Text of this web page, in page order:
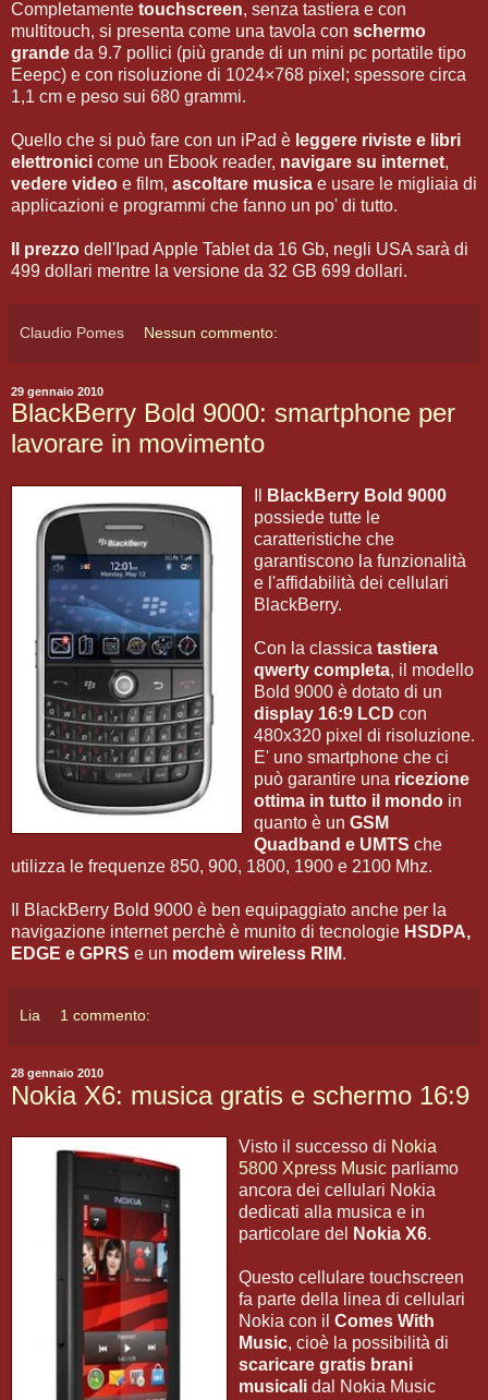
Completamente touchscreen, senza tastiera e con
multitouch, si presenta come una tavola con schermo
grande da 9.7 pollici (più grande di un mini pc portatile tipo
Eeepc) e con risoluzione di 1024×768 pixel; spessore circa
1,1 cm e peso sui 680 grammi.
Quello che si può fare con un iPad è leggere riviste e libri
elettronici come un Ebook reader, navigare su internet,
vedere video e film, ascoltare musica e usare le migliaia di
applicazioni e programmi che fanno un po' di tutto.
Il prezzo dell'Ipad Apple Tablet da 16 Gb, negli USA sarà di
499 dollari mentre la versione da 32 GB 699 dollari.
Claudio Pomes Nessun commento:
29 gennaio 2010
BlackBerry Bold 9000: smartphone per
lavorare in movimento
BlackBerry Bold 9000
possiede tutte le
caratteristiche che
garantiscono la funzionalità
e l'affidabilità dei cellulari
BlackBerry.
Con la classica tastiera
qwerty completa, il modello
Bold 9000 è dotato di un
display 16:9 LCD con
480x320 pixel di risoluzione.
E' uno smartphone che ci
può garantire una ricezione
ottima in tutto il mondo in
quanto è un GSM
Quadband e UMTS che
utilizza le frequenze 850, 900, 1800, 1900 e 2100 Mhz.
Il BlackBerry Bold 9000 è ben equipaggiato anche per la
navigazione internet perchè è munito di tecnologie HSDPA,
EDGE e GPRS e un modem wireless RIM.
Lia 1 commento:
28 gennaio 2010
Nokia X6: musica gratis e schermo 16:9
Visto il successo di Nokia
5800 Xpress Music parliamo
ancora dei cellulari Nokia
dedicati alla musica e in
particolare del
Nokia X6.
Questo cellulare touchscreen
fa parte della linea di cellulari
Nokia con il Comes With
Music, cioè la possibilità di
scaricare gratis brani
musicali dal Nokia Music